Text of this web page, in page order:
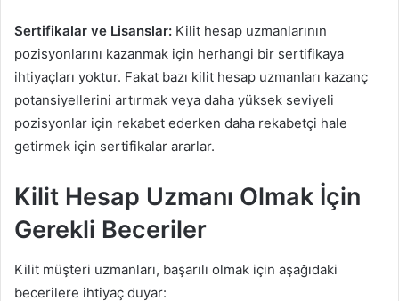
Sertifikalar ve Lisanslar: Kilit hesap uzmanlarının
pozisyonlarını kazanmak için herhangi bir sertifikaya
ihtiyaçları yoktur. Fakat bazı kilit hesap uzmanları kazanç
potansiyellerini artırmak veya daha yüksek seviyeli
pozisyonlar için rekabet ederken daha rekabetçi hale
getirmek için sertifikalar ararlar.
Kilit Hesap Uzmanı Olmak İçin
Gerekli Beceriler
Kilit müşteri uzmanları, başarılı olmak için aşağıdaki
becerilere ihtiyaç duyar: